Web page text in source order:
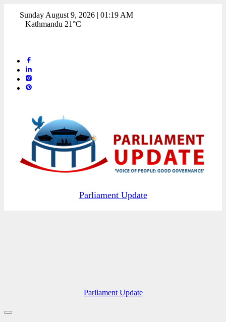
Sunday August 9, 2026 | 01:19 AM
Kathmandu 21°C
Parliament Update
Parliament Update